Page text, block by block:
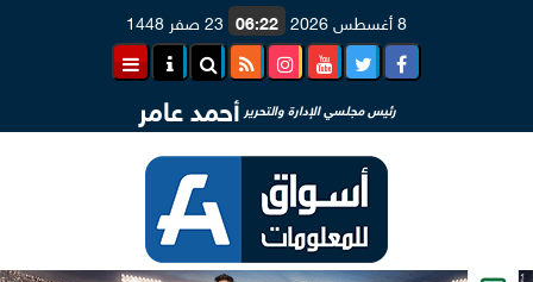
8 أغسطس 2026 06:22 23 صفر 1448
رئيس مجلسي الإدارة والتحرير أحمد عامر